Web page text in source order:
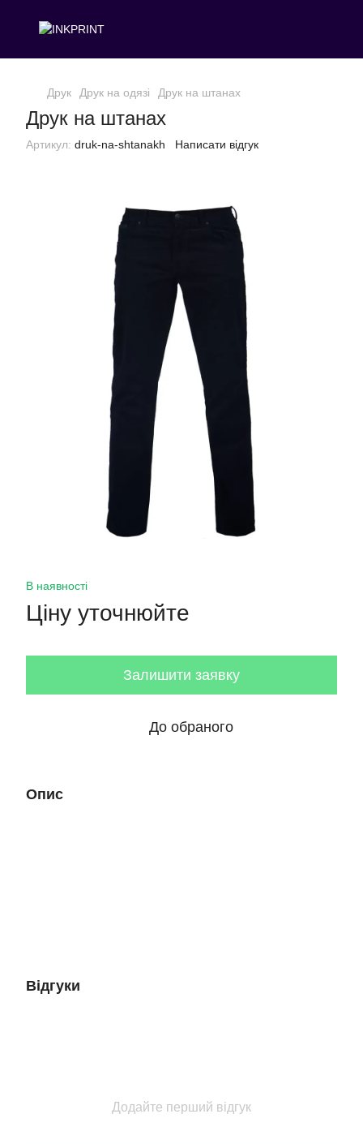
Друк Друк на одязі Друк на штанах
Друк на штанах
Артикул: druk-na-shtanakh Написати відгук
В наявності
Ціну уточнюйте
Залишити заявку
До обраного
Опис
Відгуки
Додайте перший відгук